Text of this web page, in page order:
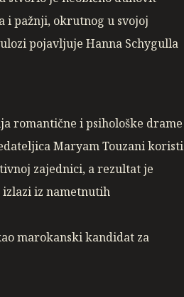
i pažnji, okrutnog u svojoj
pojavljuje Hanna Schygulla
romantične i psihološke drame
Maryam Touzani koristi
zajednici, a rezultat je
iz nametnutih
marokanski kandidat za